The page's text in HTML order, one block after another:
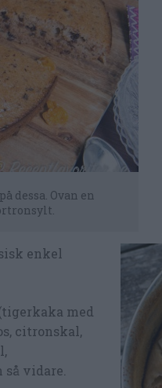
dessa. Ovan en
enkel
med
citronskal,
vidare.